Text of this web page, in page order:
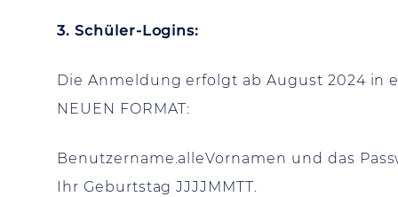
3. Schüler-Logins:
Die Anmeldung erfolgt ab August 2024 in
NEUEN FORMAT:
Benutzername.alleVornamen und das
Ihr Geburtstag JJJJMMTT.